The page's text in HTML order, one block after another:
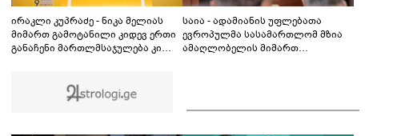
00:52
ირაკლი კუპრაძე - ნიკა მელიას
მიმართ გამოტანილი კიდევ ერთი
განაჩენი მართლმსაჯულება კი
საია - ადამიანის უფლებათა
ევროპულმა სასამართლომ მზია
ამაღლობელის მიმართ